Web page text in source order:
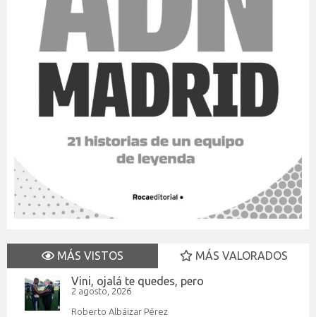
MÁS VISTOS
MÁS VALORADOS
Vini, ojalá te quedes, pero
2 agosto, 2026
Roberto Albáizar Pérez